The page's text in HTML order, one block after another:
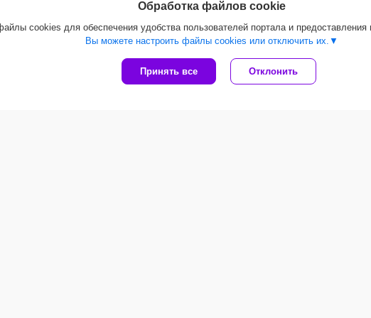
Ceresit CM115 белый, 25 кг
/мешок
Клей Ceresit CT 82 для
теплоизоляционных плит, 25
кг
14,96руб./мешок
Обработка файлов cookie
cookies для обеспечения удобства пользователей портала и предоставления
Вы можете настроить файлы cookies или отключить их.
Принять все Отклонить